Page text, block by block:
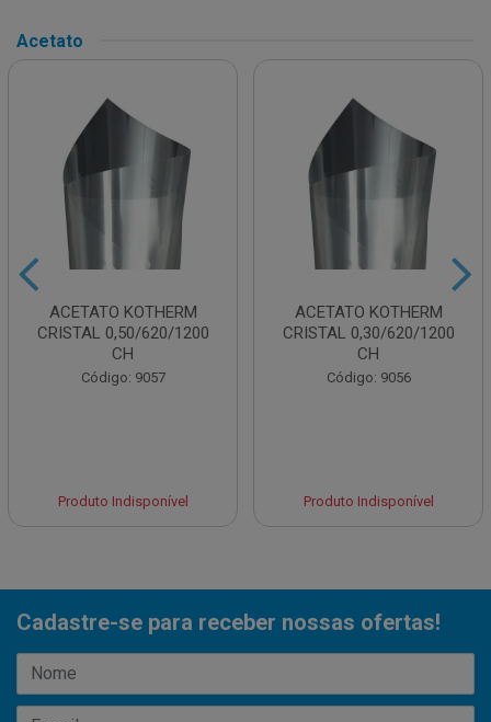
Acetato
ACETATO KOTHERM
CRISTAL 0,50/620/1200
CH
Código: 9057
Produto Indisponível
ACETATO KOTHERM
CRISTAL 0,30/620/1200
CH
Código: 9056
Produto Indisponível
Cadastre-se para receber nossas ofertas!